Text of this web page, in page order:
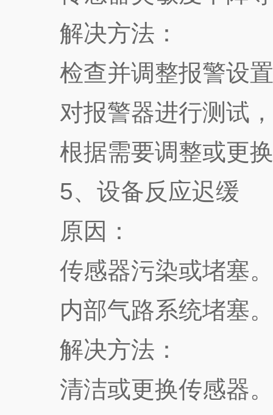
解决方法：
检查并调整报警设置
对报警器进行测试，
根据需要调整或更换
5、设备反应迟缓
原因：
传感器污染或堵塞。
内部气路系统堵塞。
解决方法：
清洁或更换传感器。